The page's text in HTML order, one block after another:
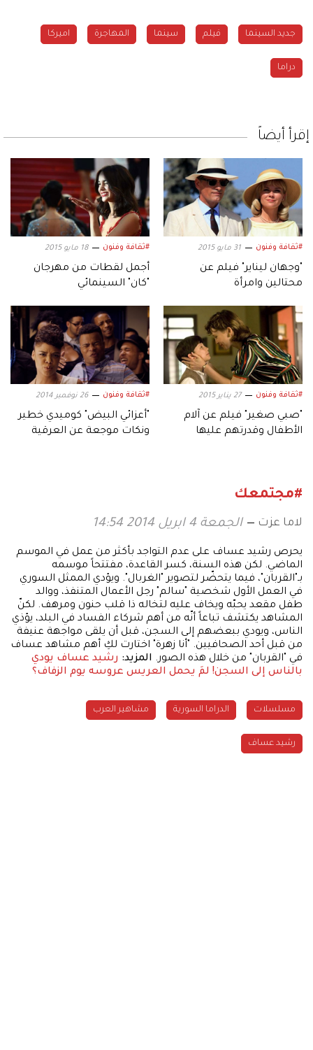
جديد السينما فيلم سينما المهاجرة اميركا
دراما
إقرأ أيضاً
#ثقافة وفنون 31 مايو 2015
"وجهان ليناير" فيلم عن
محتالين وامرأة
#ثقافة وفنون 18 مايو 2015
أجمل لقطات من مهرجان
"كان" السينمائي
#ثقافة وفنون 27 يناير 2015
"صبي صغير" فيلم عن آلام
الأطفال وقدرتهم عليها
#ثقافة وفنون 26 نوفمبر 2014
"أعزائي البيض" كوميدي خطير
ونكات موجعة عن العرقية
#مجتمعك
لاما عزت الجمعة 4 ابريل 2014 14:54
يحرص رشيد عساف على عدم التواجد بأكثر من عمل في الموسم
الماضي. لكن هذه السنة، كسر القاعدة، مفتتحاً موسمه
بـ"القربان"، فيما يتحضّر لتصوير "الغربال". ويؤدي الممثل السوري
في العمل الأول شخصية "سالم" رجل الأعمال المتنفذ، ووالد
طفل مقعد يحبّه ويخاف عليه لتخاله ذا قلب حنون ومرهف. لكنّ
المشاهد يكتشف تباعاً أنّه من أهم شركاء الفساد في البلد، يؤذي
الناس، ويودي ببعضهم إلى السجن، قبل أن يلقى مواجهة عنيفة
من قبل أحد الصحافيين. "أنا زهرة" اختارت لكِ أهم مشاهد عساف
في "القربان" من خلال هذه الصور. المزيد: رشيد عساف يودي
بالناس إلى السجن! لمَ يحمل العريس عروسه يوم الزفاف؟
مسلسلات الدراما السورية مشاهير العرب
رشيد عساف